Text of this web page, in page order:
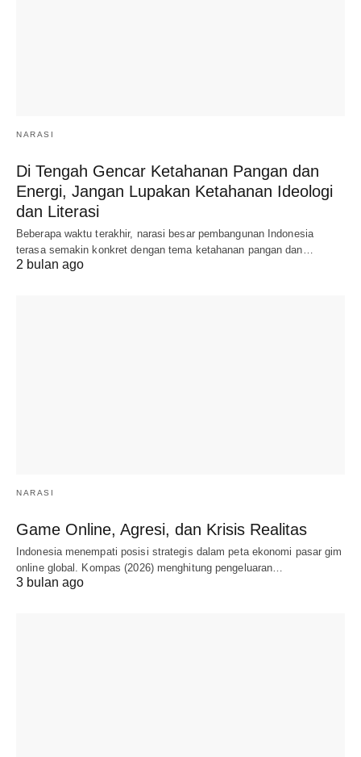
NARASI
Di Tengah Gencar Ketahanan Pangan dan
Energi, Jangan Lupakan Ketahanan Ideologi
dan Literasi
Beberapa waktu terakhir, narasi besar pembangunan Indonesia
terasa semakin konkret dengan tema ketahanan pangan dan…
2 bulan ago
NARASI
Game Online, Agresi, dan Krisis Realitas
Indonesia menempati posisi strategis dalam peta ekonomi pasar gim
online global. Kompas (2026) menghitung pengeluaran…
3 bulan ago